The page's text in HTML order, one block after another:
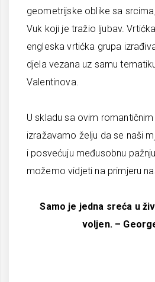
geometrijske oblike sa
Vuk koji je tražio ljubav.
engleska vrtićka grupa
djela vezana uz samu
Valentinova.
U skladu sa ovim
izražavamo želju da se naši
i posvećuju međusobnu
možemo vidjeti na primjeru
Samo je jedna sreća u
voljen. –